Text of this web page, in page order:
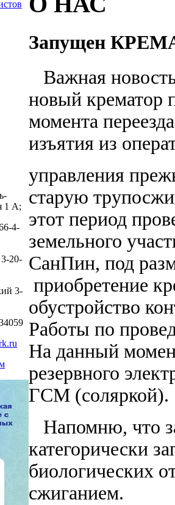
1 А;
4-
20-
3-
Запущен
Важная
новый крематор
момента
изъятия из
управления
старую
этот период
земельного
СанПин, под
приобретение
обустройство
Работы по
На данный
резервного
ГСМ (соляркой).
Напомню, что
категорически
биологических
сжиганием.